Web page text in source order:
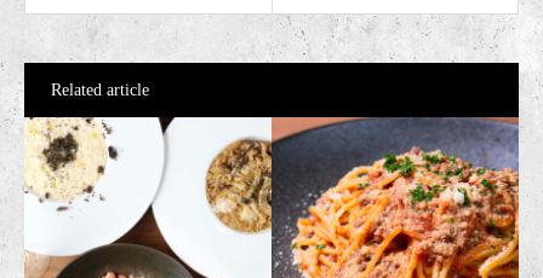
Related article